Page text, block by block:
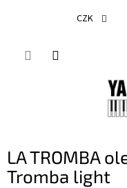
CZK
LA TROMBA
Tromba light